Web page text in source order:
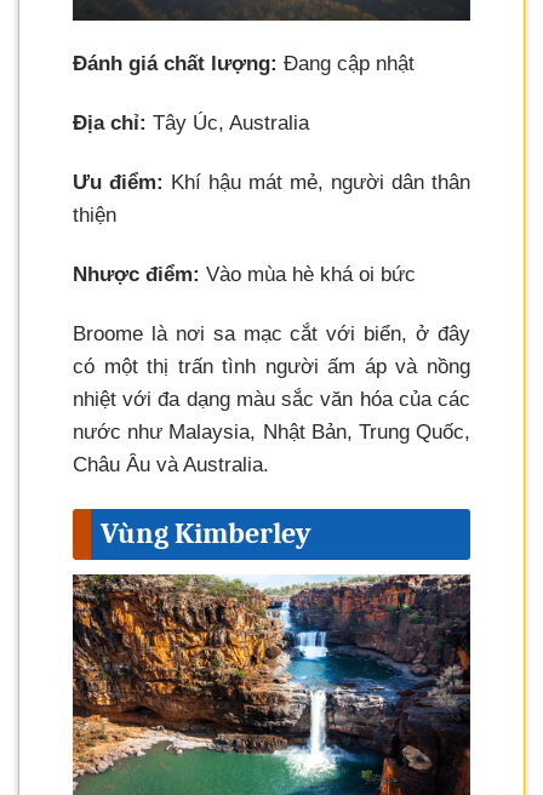
Đánh giá chất lượng: Đang cập nhật
Địa chỉ: Tây Úc, Australia
Ưu điểm: Khí hậu mát mẻ, người dân thân
thiện
Nhược điểm: Vào mùa hè khá oi bức
Broome là nơi sa mạc cắt với biển, ở đây
có một thị trấn tình người ấm áp và nồng
nhiệt với đa dạng màu sắc văn hóa của các
nước như Malaysia, Nhật Bản, Trung Quốc,
Châu Âu và Australia.
Vùng Kimberley